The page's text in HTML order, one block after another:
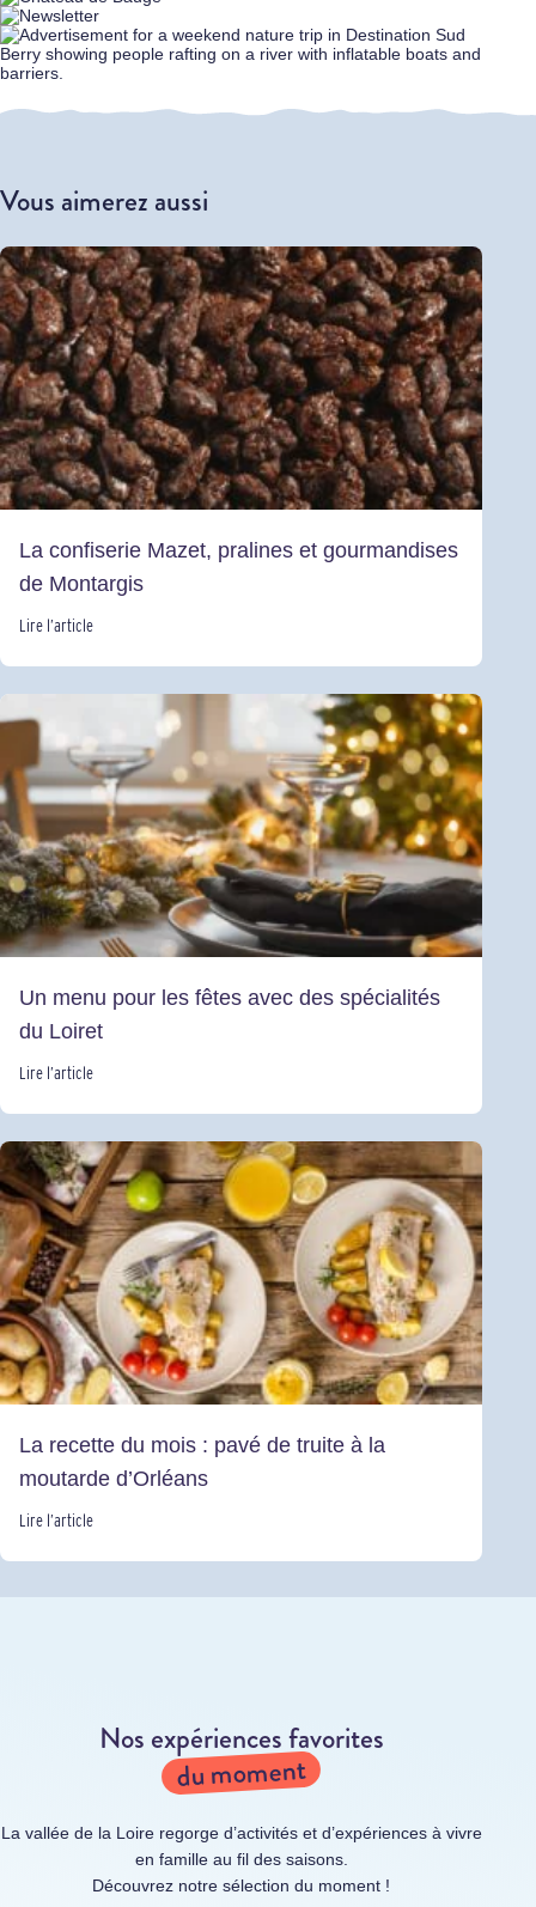
Vous aimerez aussi
La confiserie Mazet, pralines et gourmandises
de Montargis
Lire l’article
Un menu pour les fêtes avec des spécialités
du Loiret
Lire l’article
La recette du mois : pavé de truite à la
moutarde d’Orléans
Lire l’article
Nos expériences favorites
du moment
La vallée de la Loire regorge d’activités et d’expériences à vivre
en famille au fil des saisons.
Découvrez notre sélection du moment !